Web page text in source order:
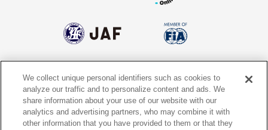
個人情報保護方針 個人情報の取り扱いについて
サイトポリシー ソーシャルメディア利用規約
We collect unique personal identifiers such as cookies to
analyze our traffic and to personalize content and ads. We
share information about your use of our website with our
analytics and advertising partners, who may combine it with
other information that you have provided to them or that they